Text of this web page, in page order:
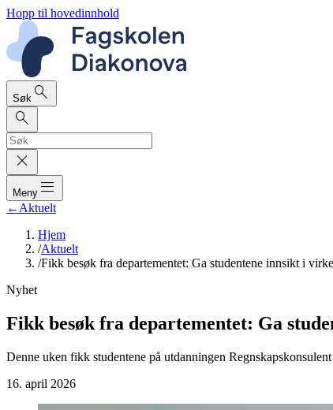
Hopp til hovedinnhold
Søk search
search
close
Meny dehaze
← Aktuelt
Hjem
/Aktuelt
/Fikk besøk fra departementet: Ga studentene innsikt i
Nyhet
Fikk besøk fra departementet: Ga
Denne uken fikk studentene på utdanningen
16. april 2026